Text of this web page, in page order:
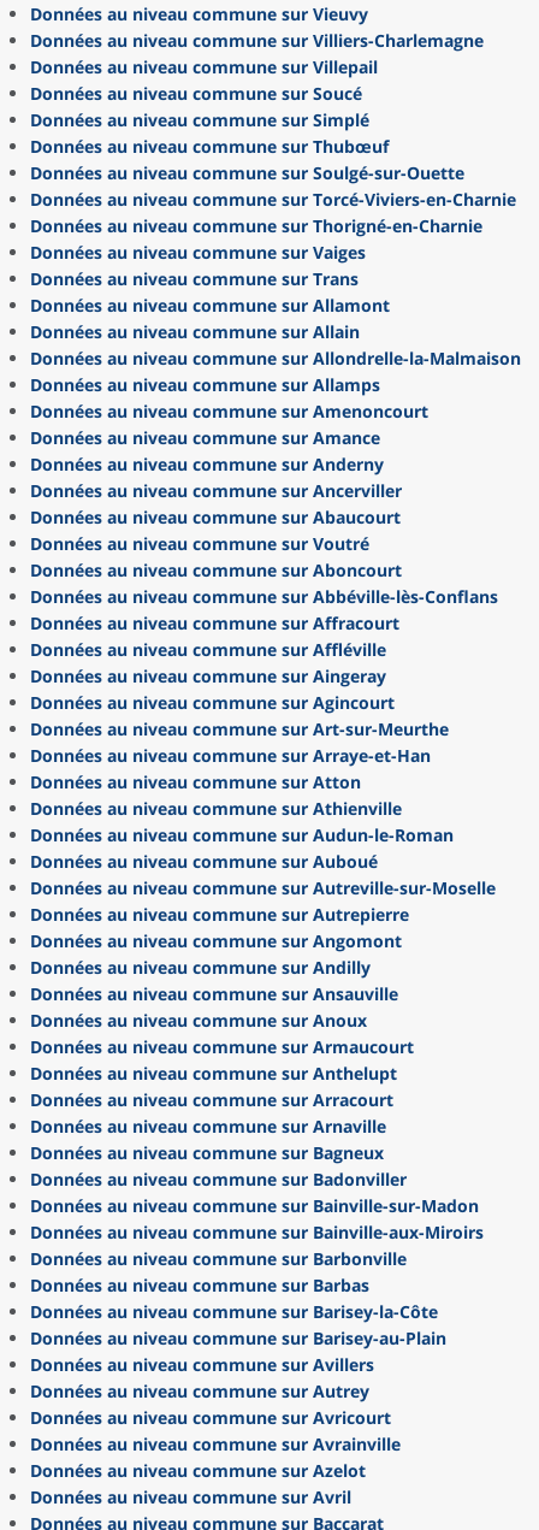
Données au niveau commune sur Vieuvy
Données au niveau commune sur Villiers-Charlemagne
Données au niveau commune sur Villepail
Données au niveau commune sur Soucé
Données au niveau commune sur Simplé
Données au niveau commune sur Thubœuf
Données au niveau commune sur Soulgé-sur-Ouette
Données au niveau commune sur Torcé-Viviers-en-Charnie
Données au niveau commune sur Thorigné-en-Charnie
Données au niveau commune sur Vaiges
Données au niveau commune sur Trans
Données au niveau commune sur Allamont
Données au niveau commune sur Allain
Données au niveau commune sur Allondrelle-la-Malmaison
Données au niveau commune sur Allamps
Données au niveau commune sur Amenoncourt
Données au niveau commune sur Amance
Données au niveau commune sur Anderny
Données au niveau commune sur Ancerviller
Données au niveau commune sur Abaucourt
Données au niveau commune sur Voutré
Données au niveau commune sur Aboncourt
Données au niveau commune sur Abbéville-lès-Conflans
Données au niveau commune sur Affracourt
Données au niveau commune sur Affléville
Données au niveau commune sur Aingeray
Données au niveau commune sur Agincourt
Données au niveau commune sur Art-sur-Meurthe
Données au niveau commune sur Arraye-et-Han
Données au niveau commune sur Atton
Données au niveau commune sur Athienville
Données au niveau commune sur Audun-le-Roman
Données au niveau commune sur Auboué
Données au niveau commune sur Autreville-sur-Moselle
Données au niveau commune sur Autrepierre
Données au niveau commune sur Angomont
Données au niveau commune sur Andilly
Données au niveau commune sur Ansauville
Données au niveau commune sur Anoux
Données au niveau commune sur Armaucourt
Données au niveau commune sur Anthelupt
Données au niveau commune sur Arracourt
Données au niveau commune sur Arnaville
Données au niveau commune sur Bagneux
Données au niveau commune sur Badonviller
Données au niveau commune sur Bainville-sur-Madon
Données au niveau commune sur Bainville-aux-Miroirs
Données au niveau commune sur Barbonville
Données au niveau commune sur Barbas
Données au niveau commune sur Barisey-la-Côte
Données au niveau commune sur Barisey-au-Plain
Données au niveau commune sur Avillers
Données au niveau commune sur Autrey
Données au niveau commune sur Avricourt
Données au niveau commune sur Avrainville
Données au niveau commune sur Azelot
Données au niveau commune sur Avril
Données au niveau commune sur Baccarat